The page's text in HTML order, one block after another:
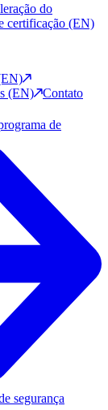
do
certificação (EN)
(EN) Contato
de
segurança